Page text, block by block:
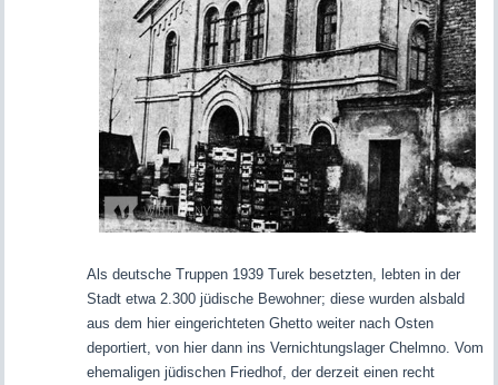
Als deutsche Truppen 1939 Turek besetzten, lebten in der
Stadt etwa 2.300 jüdische Bewohner; diese wurden alsbald
aus dem hier eingerichteten Ghetto weiter nach Osten
deportiert, von hier dann ins Vernichtungslager Chelmno. Vom
ehemaligen jüdischen Friedhof, der derzeit einen recht